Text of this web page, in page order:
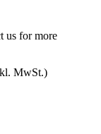
us for more
MwSt.)